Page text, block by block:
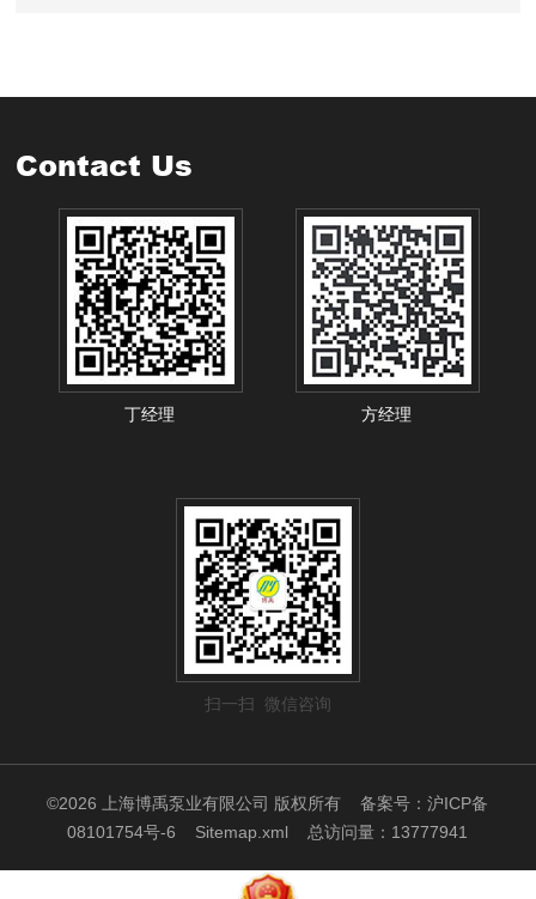
Contact Us
丁经理 方经理
扫一扫 微信咨询
©2026 上海博禹泵业有限公司 版权所有备案号：沪ICP备
08101754号-6
Sitemap.xml 总访问量：13777941